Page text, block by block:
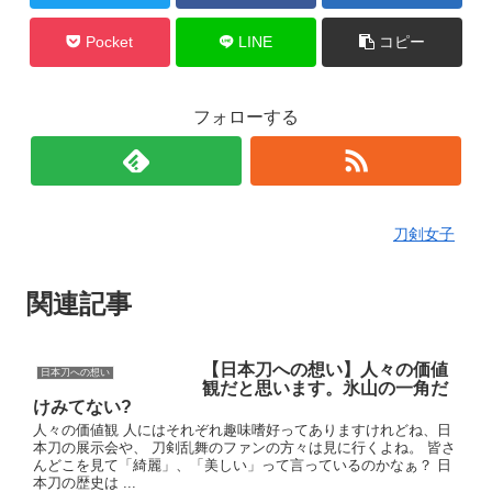
Pocket LINE コピー
フォローする
刀剣女子
関連記事
日本刀への想い
【日本刀への想い】人々の価値
観だと思います。氷山の一角だ
けみてない?
人々の価値観 人にはそれぞれ趣味嗜好ってありますけれどね、日
本刀の展示会や、 刀剣乱舞のファンの方々は見に行くよね。 皆さ
んどこを見て「綺麗」、「美しい」って言っているのかなぁ？ 日
本刀の歴史は ...